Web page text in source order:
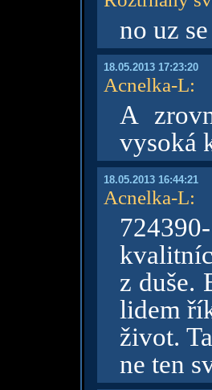
no uz
18.05.2013 17:23:20
Acnelka-L:
A
vysoká
18.05.2013 16:44:21
Acnelka-L:
z duše.
lidem
život.
ne ten